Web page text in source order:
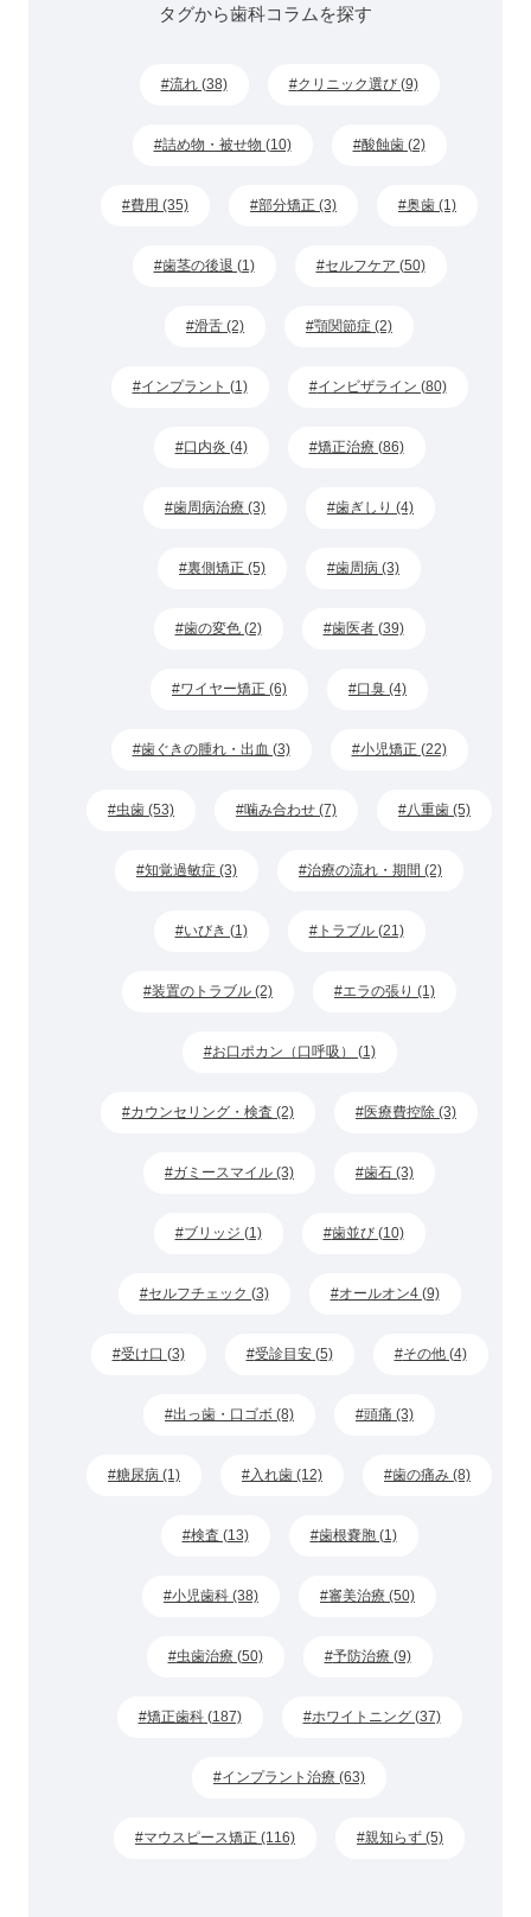
タグから歯科コラムを探す
流れ (38) クリニック選び (9)
詰め物・被せ物 (10) 酸蝕歯 (2)
費用 (35) 部分矯正 (3) 奥歯 (1)
歯茎の後退 (1) セルフケア (50)
滑舌 (2) 顎関節症 (2)
インプラント (1) インビザライン (80)
口内炎 (4) 矯正治療 (86)
歯周病治療 (3) 歯ぎしり (4)
裏側矯正 (5) 歯周病 (3)
歯の変色 (2) 歯医者 (39)
ワイヤー矯正 (6) 口臭 (4)
歯ぐきの腫れ・出血 (3) 小児矯正 (22)
虫歯 (53) 噛み合わせ (7) 八重歯 (5)
知覚過敏症 (3) 治療の流れ・期間 (2)
いびき (1) トラブル (21)
装置のトラブル (2) エラの張り (1)
お口ポカン（口呼吸） (1)
カウンセリング・検査 (2) 医療費控除 (3)
ガミースマイル (3) 歯石 (3)
ブリッジ (1) 歯並び (10)
セルフチェック (3) オールオン4 (9)
受け口 (3) 受診目安 (5) その他 (4)
出っ歯・口ゴボ (8) 頭痛 (3)
糖尿病 (1) 入れ歯 (12) 歯の痛み (8)
検査 (13) 歯根嚢胞 (1)
小児歯科 (38) 審美治療 (50)
虫歯治療 (50) 予防治療 (9)
矯正歯科 (187) ホワイトニング (37)
インプラント治療 (63)
マウスピース矯正 (116) 親知らず (5)